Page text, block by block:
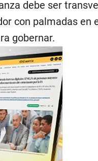
debe ser
con palmadas en
gobernar.